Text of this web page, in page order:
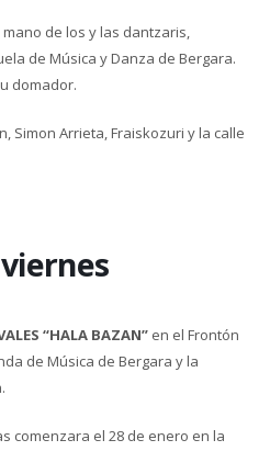
mano de los y las dantzaris,
de Música y Danza de Bergara.
domador.
Simon Arrieta, Fraiskozuri y la calle
“HALA BAZAN” en el Frontón
de Música de Bergara y la
comenzara el 28 de enero en la